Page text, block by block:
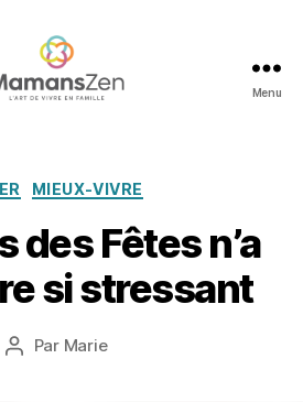
Menu
Catégories
MIEUX-VIVRE
des Fêtes n’a
si stressant
Auteur
Par Marie
Date
3
c
e
m
r